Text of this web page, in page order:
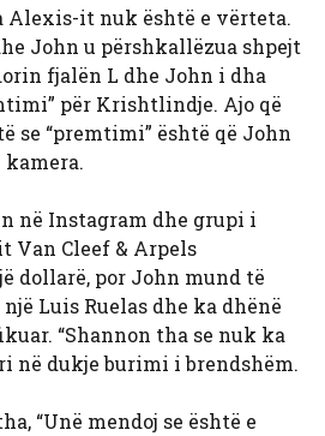
Alexis-it nuk është e vërteta.
John u përshkallëzua shpejt
fjalën L dhe John i dha
për Krishtlindje. Ajo që
se “premtimi” është që John
në Instagram dhe grupi i
Van Cleef & Arpels
dollarë, por John mund të
Luis Ruelas dhe ka dhënë
“Shannon tha se nuk ka
në dukje burimi i brendshëm.
“Unë mendoj se është e